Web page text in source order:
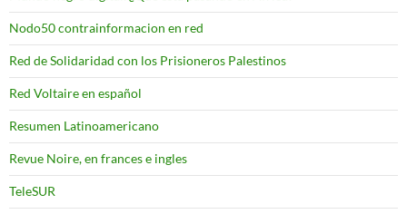
Nodo50 contrainformacion en red
Red de Solidaridad con los Prisioneros Palestinos
Red Voltaire en español
Resumen Latinoamericano
Revue Noire, en frances e ingles
TeleSUR